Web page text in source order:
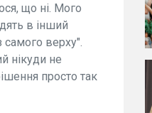
що ні. Мого
в інший
самого верху".
нікуди не
просто так